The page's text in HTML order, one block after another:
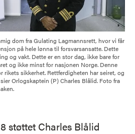
dom fra Gulating Lagmannsrett, hvor vi får
på hele lønna til forsvarsansatte. Dette
og vakt. Dette er en stor dag, ikke bare for
og ikke minst for nasjonen Norge. Denne
sikkerhet. Rettferdigheten har seiret, og
Orlogskaptein (P) Charles Blålid. Foto fra
støttet Charles Blålid